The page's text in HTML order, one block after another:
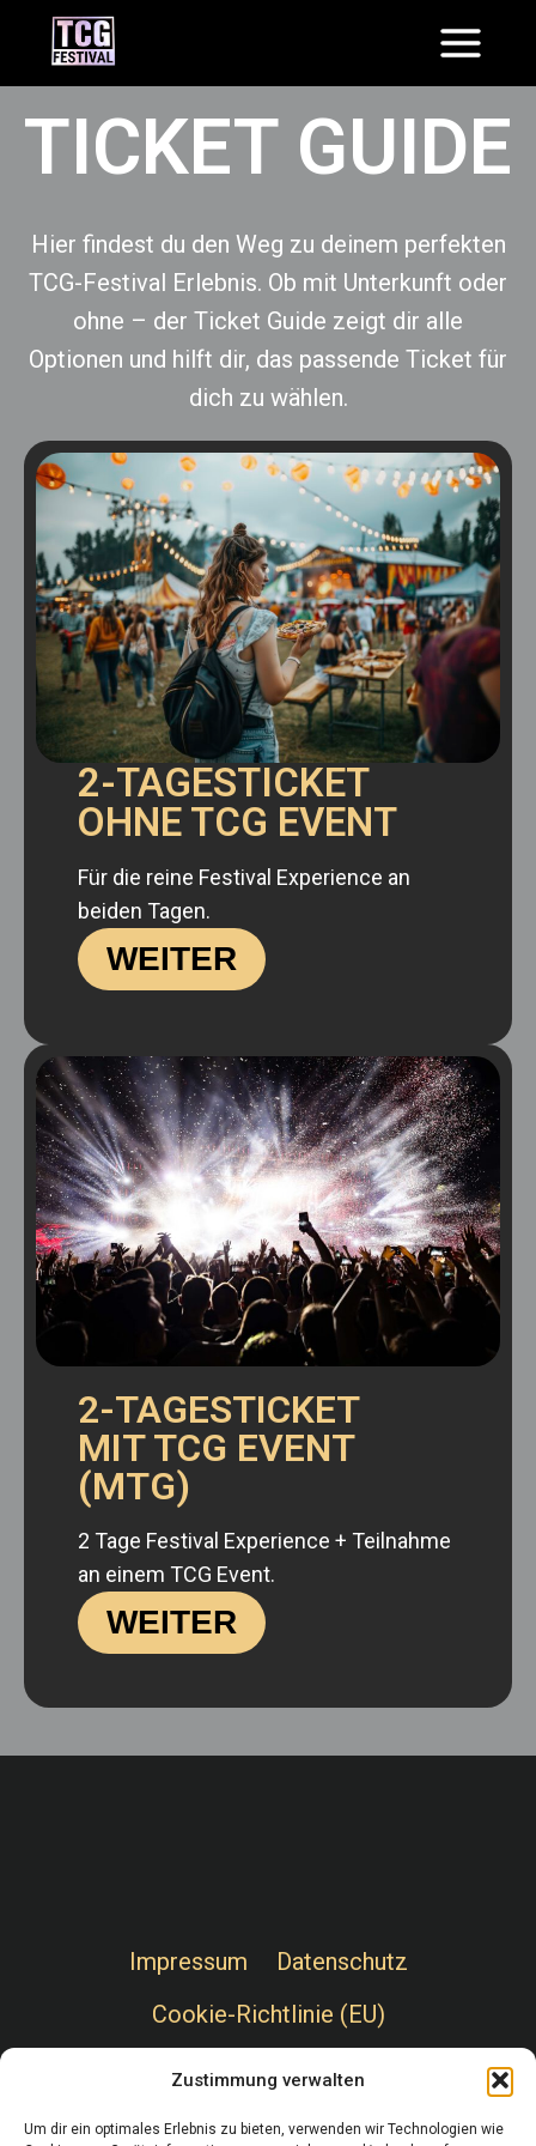
Zustimmung verwalten
Um dir ein optimales Erlebnis zu bieten, verwenden wir Technologien wie
TICKET GUIDE
Hier findest du den Weg zu deinem perfekten
TCG-Festival Erlebnis. Ob mit Unterkunft oder
ohne – der Ticket Guide zeigt dir alle
Optionen und hilft dir, das passende Ticket für
dich zu wählen.
2-TAGESTICKET
OHNE TCG EVENT
Für die reine Festival Experience an
beiden Tagen.
WEITER
2-TAGESTICKET
MIT TCG EVENT
(MTG)
2 Tage Festival Experience + Teilnahme
an einem TCG Event.
WEITER
Impressum
Datenschutz
Cookie-Richtlinie (EU)